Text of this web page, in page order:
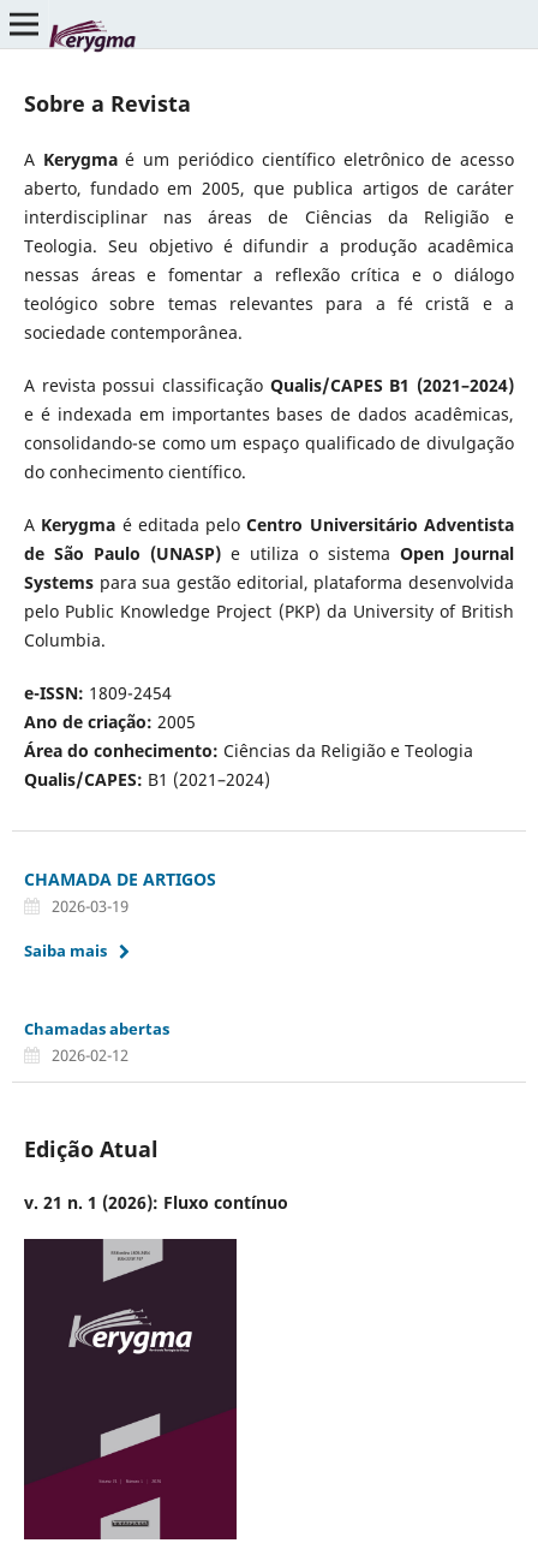
Sobre a Revista
A Kerygmaé um periódico científico eletrônico de acesso
aberto, fundado em 2005, que publica artigos de caráter
interdisciplinar nas áreas de Ciências da Religião e
Teologia. Seu objetivo é difundir a produção acadêmica
nessas áreas e fomentar a reflexão crítica e o diálogo
teológico sobre temas relevantes para a fé cristã e a
sociedade contemporânea.
A revista possui classificação Qualis/CAPES B1 (2021–2024)
e é indexada em importantes bases de dados acadêmicas,
consolidando-se como um espaço qualificado de divulgação
do conhecimento científico.
A Kerygma é editada peloCentro Universitário Adventista
de São Paulo (UNASP) e utiliza o sistemaOpen Journal
Systemspara sua gestão editorial, plataforma desenvolvida
pelo Public Knowledge Project (PKP) da University of British
Columbia.
e-ISSN: 1809-2454
Ano de criação: 2005
Área do conhecimento: Ciências da Religião e Teologia
Qualis/CAPES: B1 (2021–2024)
CHAMADA DE ARTIGOS
2026-03-19
Saiba mais
Chamadas abertas
2026-02-12
Edição Atual
v. 21 n. 1 (2026): Fluxo contínuo